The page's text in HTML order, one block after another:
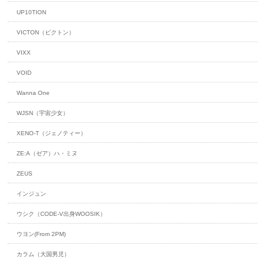
UP10TION
VICTON（ビクトン）
VIXX
VOID
Wanna One
WJSN（宇宙少女）
XENO-T（ジェノティー）
ZE:A（ゼア）ハ・ミヌ
ZEUS
インジュン
ウシク（CODE-V出身WOOSIK）
ウヨン(From 2PM)
カラム（大国男児）